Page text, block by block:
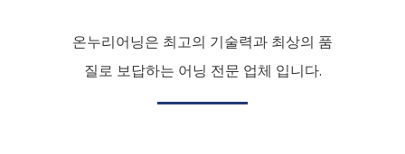
온누리어닝은 최고의 기술력과 최상의 품
질로 보답하는 어닝 전문 업체 입니다.